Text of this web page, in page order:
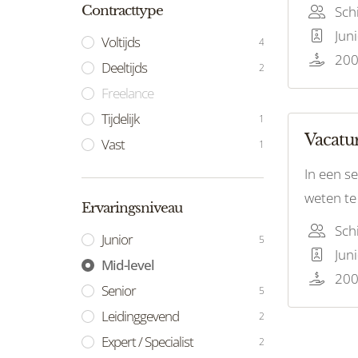
Contracttype
Voltijds 4
Deeltijds 2
Freelance
Tijdelijk
1
Vast 1
Ervaringsniveau
Junior 5
Mid-level
Senior
5
Leidinggevend 2
Expert / Specialist 2
In een
weten